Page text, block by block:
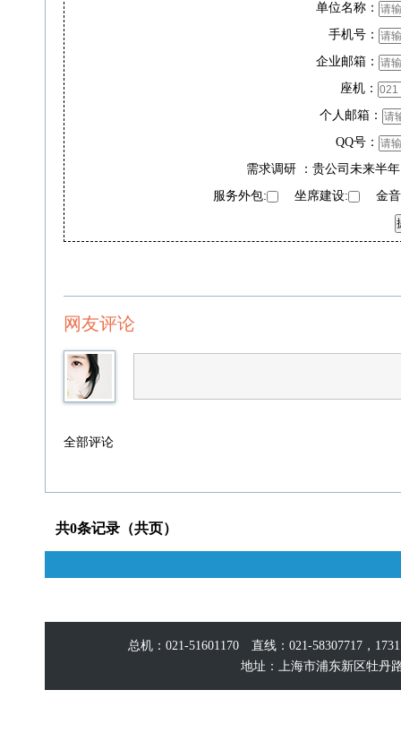
单位名称：
手机号：
企业邮箱：
座机：
个人邮箱：
QQ号：
需求调研 ：贵公司未来半
服务外包:
坐席建设: 金音
网友评论
全部评论
共0条记录（共页）
总机：021-51601170 直线：021-58307717，
地址：上海市浦东新区牡丹